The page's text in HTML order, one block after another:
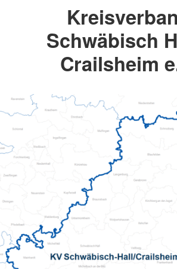
Schwäbisch
Crailsheim